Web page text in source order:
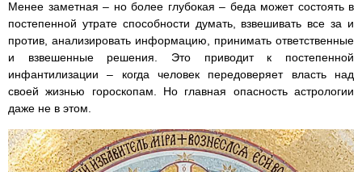
Менее заметная – но более глубокая – беда может состоять в
постепенной утрате способности думать, взвешивать все за и
против, анализировать информацию, принимать ответственные
и взвешенные решения. Это приводит к постепенной
инфантилизации – когда человек передоверяет власть над
своей жизнью гороскопам. Но главная опасность астрологии
даже не в этом.